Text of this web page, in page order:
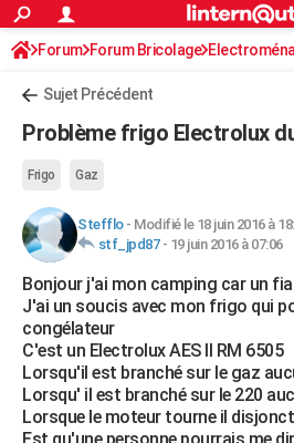
ACTUALITÉS
Politique
Société
Faits Divers
Education
Monde
Villes
+
AUTO
Essais
Réserver un essai
Citadines
Berlines
SUV
Forum auto
+HIGH-TECH
Mobiles
Meilleur smartphone
Internet
Ordinateurs
Jeux vidéo
Guide high-tech
+BRICOLAGE
Forum
Aménagement intérieur
Extérieur
Cuisine
Salle de bains
Jardinage
Rangement
WEEK-END
Guides de France
Escapades
Patrimoine
Expositions
Musées
Week-end nature
+LIFESTYLE
Art de vivre
Bien-être
Loisirs
Mode
Modes de vie
SANTE
S'inscrire
Connexion
Forum Forum Bricolage
Sujet Précédent
Problème frigo Electrolux
Frigo Gaz
Stefflo- Modifié le 18 juin 2016 à
stf_jpd87- 19 juin 2016 à 07:06
Bonjour j'ai mon camping car un
J'ai un soucis avec mon frigo qui
congélateur
C'est un Electrolux AES II RM 6505
Lorsqu'il est branché sur le gaz
Lorsqu' il est branché sur le 220
Lorsque le moteur tourne il